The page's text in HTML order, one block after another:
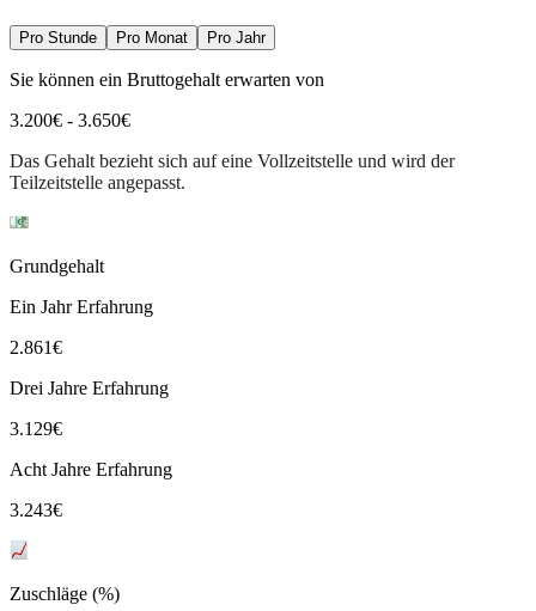
Pro Stunde Pro Monat Pro Jahr
Sie können ein Bruttogehalt erwarten von
3.200€ - 3.650€
Das Gehalt bezieht sich auf eine Vollzeitstelle und wird der
Teilzeitstelle angepasst.
Grundgehalt
Ein Jahr Erfahrung
2.861€
Drei Jahre Erfahrung
3.129€
Acht Jahre Erfahrung
3.243€
Zuschläge (%)